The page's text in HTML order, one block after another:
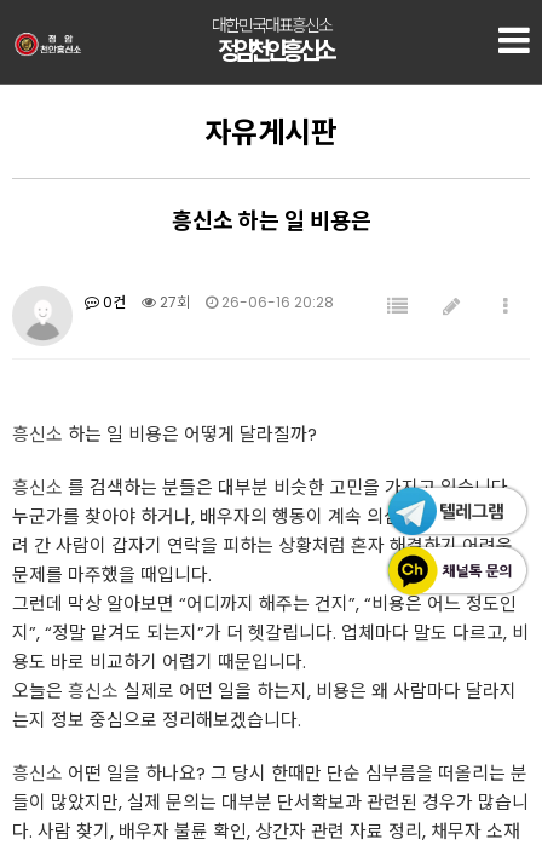
대한민국대표흥신소
정암 천안흥신소
자유게시판
흥신소 하는 일 비용은
0건 27회 26-06-16 20:28
흥신소 하는 일 비용은 어떻게 달라질까?
흥신소 를 검색하는 분들은 대부분 비슷한 고민을 가지고 있습니다.
누군가를 찾아야 하거나, 배우자의 행동이 계속 의심되거나, 돈을 빌
려 간 사람이 갑자기 연락을 피하는 상황처럼 혼자 해결하기 어려운
문제를 마주했을 때입니다.
그런데 막상 알아보면 “어디까지 해주는 건지”, “비용은 어느 정도인
지”, “정말 맡겨도 되는지”가 더 헷갈립니다. 업체마다 말도 다르고, 비
용도 바로 비교하기 어렵기 때문입니다.
오늘은 흥신소 실제로 어떤 일을 하는지, 비용은 왜 사람마다 달라지
는지 정보 중심으로 정리해보겠습니다.
흥신소 어떤 일을 하나요? 그 당시 한때만 단순 심부름을 떠올리는 분
들이 많았지만, 실제 문의는 대부분 단서확보과 관련된 경우가 많습니
다. 사람 찾기, 배우자 불륜 확인, 상간자 관련 자료 정리, 채무자 소재